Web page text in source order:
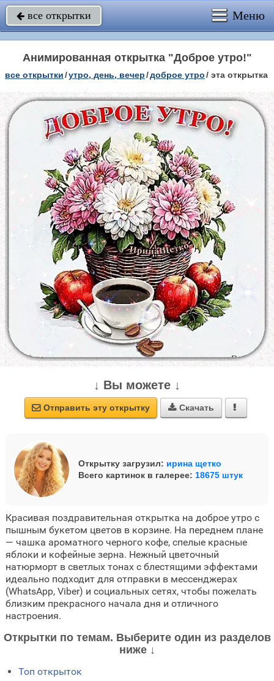
 все открытки Меню
Анимированная открытка "Доброе утро!"
все открытки/утро, день, вечер/доброе утро/ эта открытка
↓ Вы можете ↓
 Отправить эту открытку  Скачать 
Открытку загрузил: ирина щетко
Всего картинок в галерее: 18675 штук
Красивая поздравительная открытка на доброе утро с
пышным букетом цветов в корзине. На переднем плане
— чашка ароматного черного кофе, спелые красные
яблоки и кофейные зерна. Нежный цветочный
натюрморт в светлых тонах с блестящими эффектами
идеально подходит для отправки в мессенджерах
(WhatsApp, Viber) и социальных сетях, чтобы пожелать
близким прекрасного начала дня и отличного
настроения.
Открытки по темам. Выберите один из разделов
ниже ↓
Топ открыток